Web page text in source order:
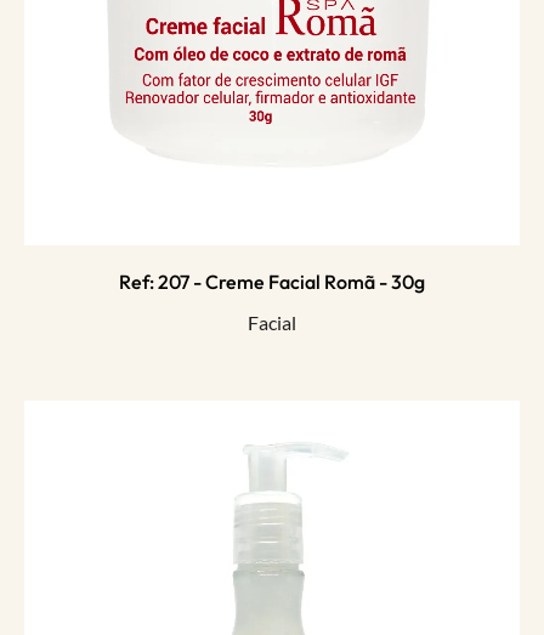
Ref: 207 - Creme Facial Romã - 30g
Facial